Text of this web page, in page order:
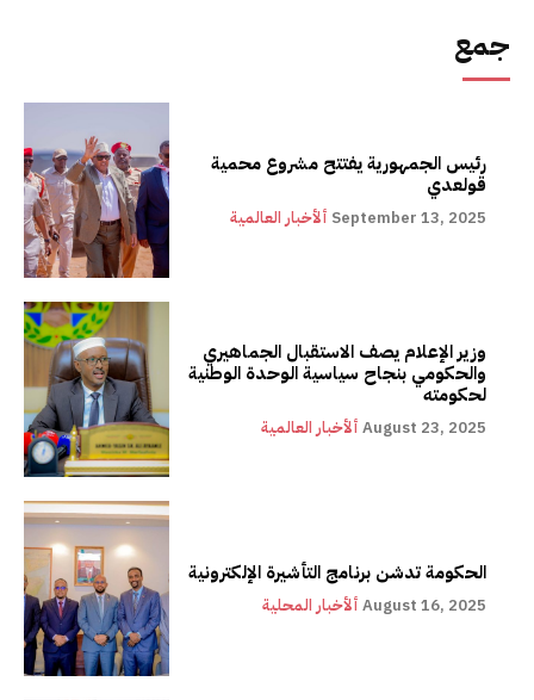
جمع
رئيس الجمهورية يفتتح مشروع محمية
قولعدي
ألأخبار العالمية September 13, 2025
وزير الإعلام يصف الاستقبال الجماهيري
والحكومي بنجاح سياسية الوحدة الوطنية
لحكومته
ألأخبار العالمية August 23, 2025
الحكومة تدشن برنامج التأشيرة الإلكترونية
ألأخبار المحلية August 16, 2025